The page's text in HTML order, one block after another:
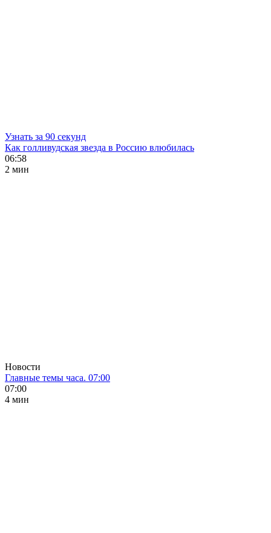
Узнать за 90 секунд
Как голливудская звезда в Россию влюбилась
06:58
2 мин
Новости
Главные темы часа. 07:00
07:00
4 мин